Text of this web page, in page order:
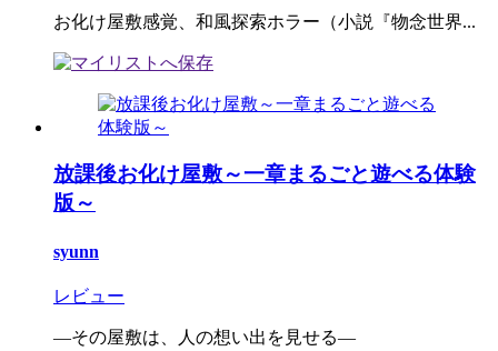
お化け屋敷感覚、和風探索ホラー（小説『物念世界...
放課後お化け屋敷～一章まるごと遊べる体験
版～
syunn
レビュー
―その屋敷は、人の想い出を見せる―